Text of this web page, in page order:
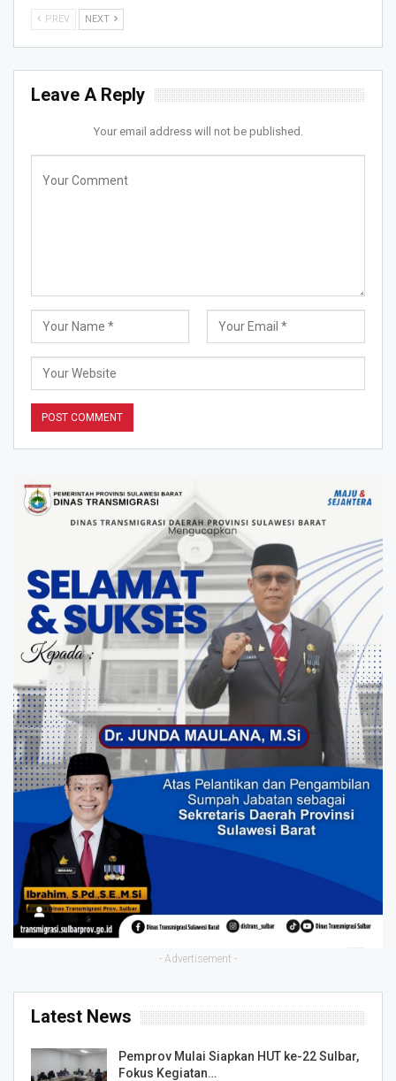
PREV NEXT
Leave A Reply
Your email address will not be published.
- Advertisement -
Latest News
Pemprov Mulai Siapkan HUT ke-22 Sulbar,
Fokus Kegiatan…